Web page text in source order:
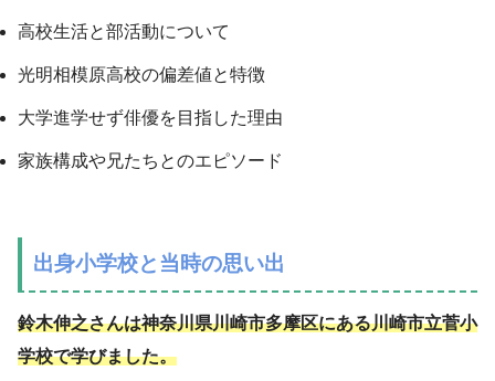
高校生活と部活動について
光明相模原高校の偏差値と特徴
大学進学せず俳優を目指した理由
家族構成や兄たちとのエピソード
出身小学校と当時の思い出
鈴木伸之さんは神奈川県川崎市多摩区にある川崎市立菅小
学校で学びました。